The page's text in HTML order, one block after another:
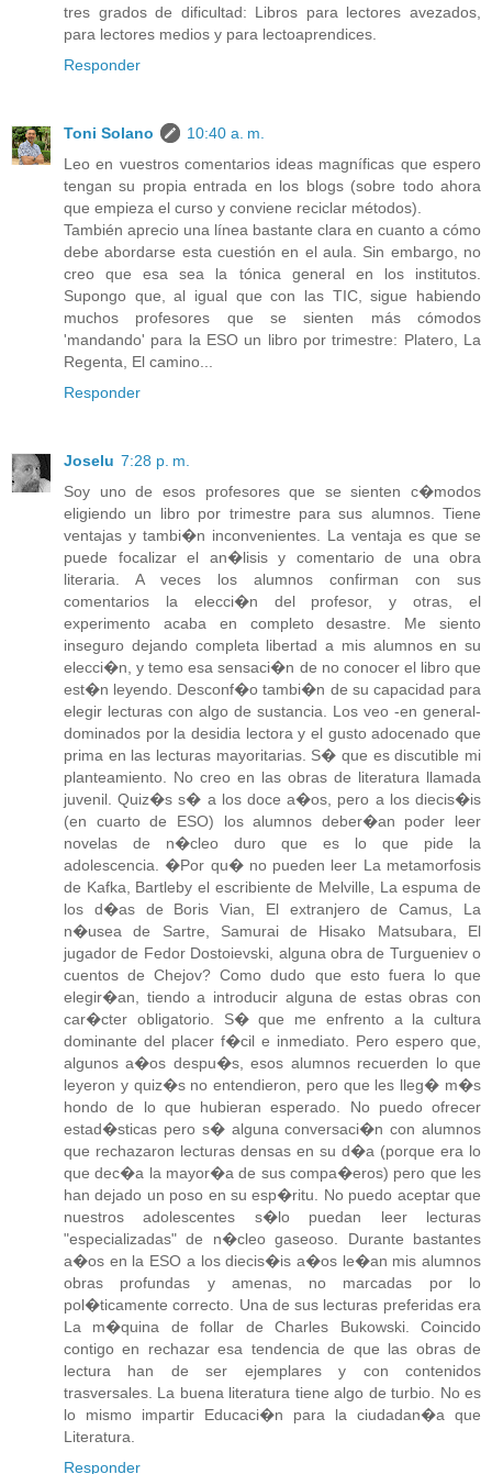
tres grados de dificultad: Libros para lectores avezados,
para lectores medios y para lectoaprendices.
Responder
Toni Solano
10:40 a. m.
Leo en vuestros comentarios ideas magníficas que espero
tengan su propia entrada en los blogs (sobre todo ahora
que empieza el curso y conviene reciclar métodos).
También aprecio una línea bastante clara en cuanto a cómo
debe abordarse esta cuestión en el aula. Sin embargo, no
creo que esa sea la tónica general en los institutos.
Supongo que, al igual que con las TIC, sigue habiendo
muchos profesores que se sienten más cómodos
'mandando' para la ESO un libro por trimestre: Platero, La
Regenta, El camino...
Responder
Joselu 7:28 p. m.
Soy uno de esos profesores que se sienten c�modos
eligiendo un libro por trimestre para sus alumnos. Tiene
ventajas y tambi�n inconvenientes. La ventaja es que se
puede focalizar el an�lisis y comentario de una obra
literaria. A veces los alumnos confirman con sus
comentarios la elecci�n del profesor, y otras, el
experimento acaba en completo desastre. Me siento
inseguro dejando completa libertad a mis alumnos en su
elecci�n, y temo esa sensaci�n de no conocer el libro que
est�n leyendo. Desconf�o tambi�n de su capacidad para
elegir lecturas con algo de sustancia. Los veo -en general-
dominados por la desidia lectora y el gusto adocenado que
prima en las lecturas mayoritarias. S� que es discutible mi
planteamiento. No creo en las obras de literatura llamada
juvenil. Quiz�s s� a los doce a�os, pero a los diecis�is
(en cuarto de ESO) los alumnos deber�an poder leer
novelas de n�cleo duro que es lo que pide la
adolescencia. �Por qu� no pueden leer La metamorfosis
de Kafka, Bartleby el escribiente de Melville, La espuma de
los d�as de Boris Vian, El extranjero de Camus, La
n�usea de Sartre, Samurai de Hisako Matsubara, El
jugador de Fedor Dostoievski, alguna obra de Turgueniev o
cuentos de Chejov? Como dudo que esto fuera lo que
elegir�an, tiendo a introducir alguna de estas obras con
car�cter obligatorio. S� que me enfrento a la cultura
dominante del placer f�cil e inmediato. Pero espero que,
algunos a�os despu�s, esos alumnos recuerden lo que
leyeron y quiz�s no entendieron, pero que les lleg� m�s
hondo de lo que hubieran esperado. No puedo ofrecer
estad�sticas pero s� alguna conversaci�n con alumnos
que rechazaron lecturas densas en su d�a (porque era lo
que dec�a la mayor�a de sus compa�eros) pero que les
han dejado un poso en su esp�ritu. No puedo aceptar que
nuestros adolescentes s�lo puedan leer lecturas
"especializadas" de n�cleo gaseoso. Durante bastantes
a�os en la ESO a los diecis�is a�os le�an mis alumnos
obras profundas y amenas, no marcadas por lo
pol�ticamente correcto. Una de sus lecturas preferidas era
La m�quina de follar de Charles Bukowski. Coincido
contigo en rechazar esa tendencia de que las obras de
lectura han de ser ejemplares y con contenidos
trasversales. La buena literatura tiene algo de turbio. No es
lo mismo impartir Educaci�n para la ciudadan�a que
Literatura.
Responder